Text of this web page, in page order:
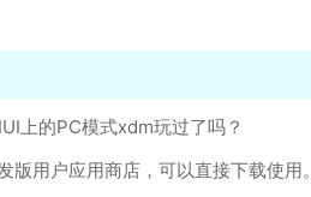
上的PC模式xdm玩过了吗？
用户应用商店，可以直接下载使用。